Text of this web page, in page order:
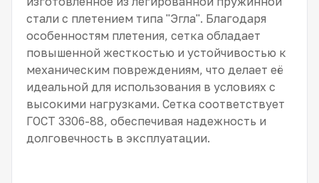
стали с плетением типа "Эгла". Благодаря
особенностям плетения, сетка обладает
повышенной жесткостью и устойчивостью к
механическим повреждениям, что делает её
идеальной для использования в условиях с
высокими нагрузками. Сетка соответствует
ГОСТ 3306-88, обеспечивая надежность и
долговечность в эксплуатации.